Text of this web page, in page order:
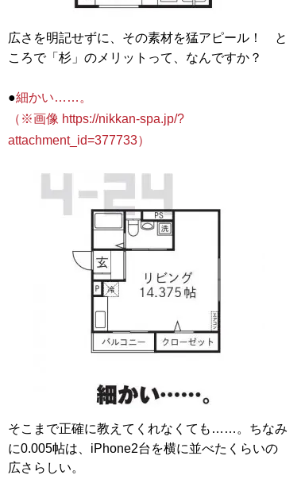
広さを明記せずに、その素材を猛アピール！ と
ころで「杉」のメリットって、なんですか？
●細かい……。
（※画像 https://nikkan-spa.jp/?
attachment_id=377733）
そこまで正確に教えてくれなくても……。ちなみ
に0.005帖は、iPhone2台を横に並べたくらいの
広さらしい。